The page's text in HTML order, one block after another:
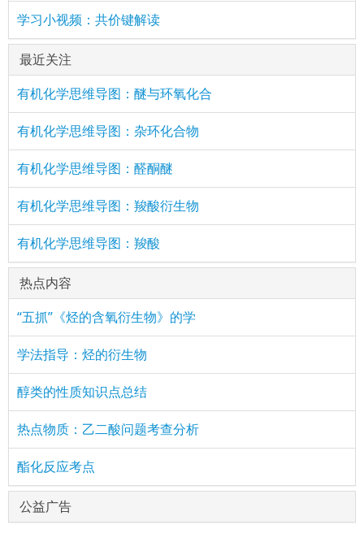
学习小视频：共价键解读
最近关注
有机化学思维导图：醚与环氧化合
有机化学思维导图：杂环化合物
有机化学思维导图：醛酮醚
有机化学思维导图：羧酸衍生物
有机化学思维导图：羧酸
热点内容
“五抓”《烃的含氧衍生物》的学
学法指导：烃的衍生物
醇类的性质知识点总结
热点物质：乙二酸问题考查分析
酯化反应考点
公益广告